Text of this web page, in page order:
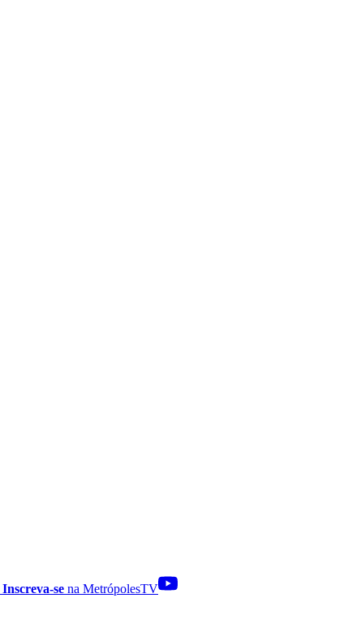
Inscreva-se na MetrópolesTV